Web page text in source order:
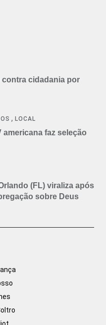
cidadania por
,LOCAL
americana faz seleção
(FL) viraliza após
sobre Deus